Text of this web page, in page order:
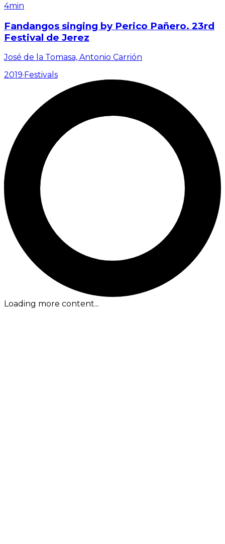
4min
Fandangos singing by Perico Pañero. 23rd
Festival de Jerez
José de la Tomasa, Antonio Carrión
2019· Festivals
Loading more content...